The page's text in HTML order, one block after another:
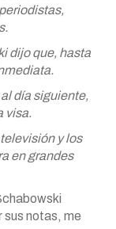
dijo que, hasta
día siguiente,
visa.
y los
en grandes
sus notas, me